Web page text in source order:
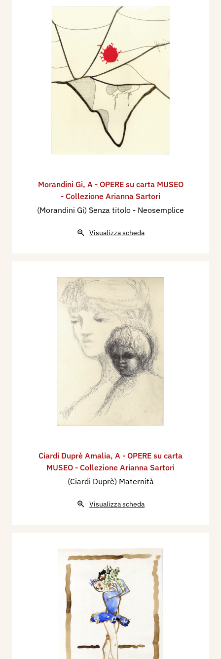
Morandini Gi, A - OPERE su carta MUSEO
- Collezione Arianna Sartori
(Morandini Gi) Senza titolo - Neosemplice
Visualizza scheda
Ciardi Duprè Amalia, A - OPERE su carta
MUSEO - Collezione Arianna Sartori
(Ciardi Duprè) Maternità
Visualizza scheda